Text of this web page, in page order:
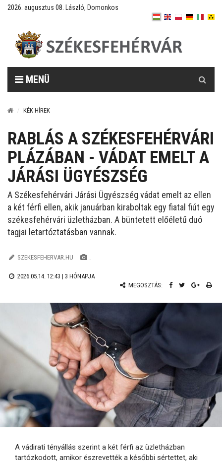
2026. augusztus 08. László, Domonkos
MENÜ
KÉK HÍREK
RABLÁS A SZÉKESFEHÉRVÁRI
PLÁZÁBAN - VÁDAT EMELT A
JÁRÁSI ÜGYÉSZSÉG
A Székesfehérvári Járási Ügyészség vádat emelt az ellen
a két férfi ellen, akik januárban kiraboltak egy fiatal fiút egy
székesfehérvári üzletházban. A büntetett előéletű duó
tagjai letartóztatásban vannak.
SZEKESFEHERVAR.HU .
2026.05.14. 12:43 | 3 HÓNAPJA
MEGOSZTÁS:
A vádirati tényállás szerint a két férfi az üzletházban
tartózkodott, amikor észrevették a későbbi sértettet, aki